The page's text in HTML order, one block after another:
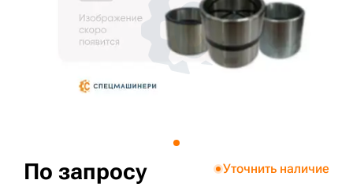
По запросу Уточнить наличие
3D тур по складам
sksale@skdst.ru